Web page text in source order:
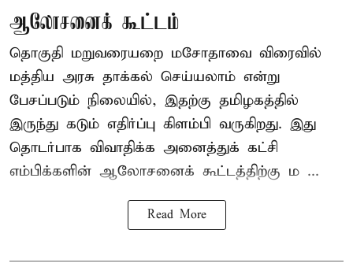
ஆலோசனைக் கூட்டம்
தொகுதி மறுவரையறை மசோதாவை விரைவில்
மத்திய அரசு தாக்கல் செய்யலாம் என்று
பேசப்படும் நிலையில், இதற்கு தமிழகத்தில்
இருந்து கடும் எதிர்ப்பு கிளம்பி வருகிறது. இது
தொடர்பாக விவாதிக்க அனைத்துக் கட்சி
எம்பிக்களின் ஆலோசனைக் கூட்டத்திற்கு ம ...
Read More